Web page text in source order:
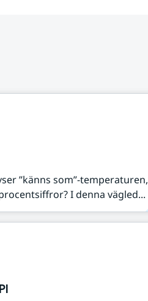
”känns som”-temperaturen,
I denna vägled...